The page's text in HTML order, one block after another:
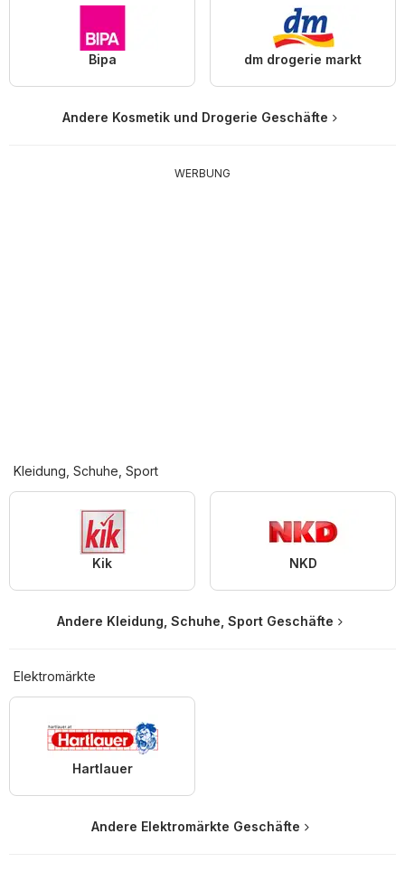
Bipa dm drogerie markt
Andere Kosmetik und Drogerie Geschäfte
WERBUNG
Kleidung, Schuhe, Sport
Kik NKD
Andere Kleidung, Schuhe, Sport Geschäfte
Elektromärkte
Hartlauer
Andere Elektromärkte Geschäfte